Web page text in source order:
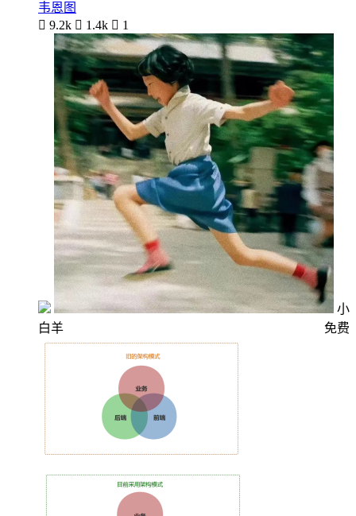
韦恩图
 9.2k  1.4k  1
小
白羊
免费